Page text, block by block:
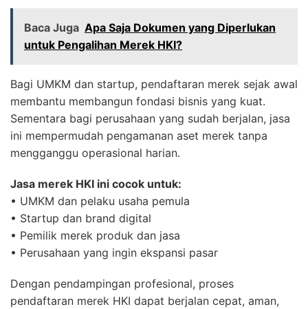
Baca Juga Apa Saja Dokumen yang Diperlukan
untuk Pengalihan Merek HKI?
Bagi UMKM dan startup, pendaftaran merek sejak awal
membantu membangun fondasi bisnis yang kuat.
Sementara bagi perusahaan yang sudah berjalan, jasa
ini mempermudah pengamanan aset merek tanpa
mengganggu operasional harian.
Jasa merek HKI ini cocok untuk:
• UMKM dan pelaku usaha pemula
• Startup dan brand digital
• Pemilik merek produk dan jasa
• Perusahaan yang ingin ekspansi pasar
Dengan pendampingan profesional, proses
pendaftaran merek HKI dapat berjalan cepat, aman,